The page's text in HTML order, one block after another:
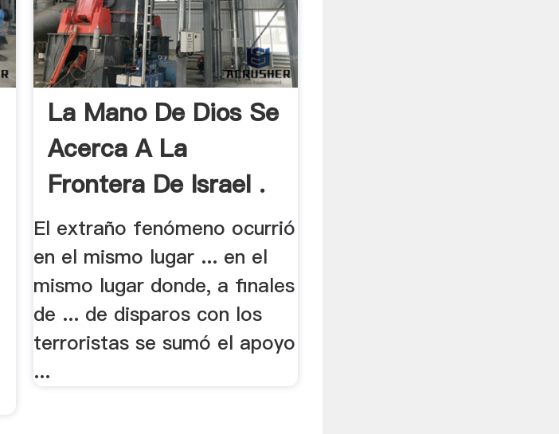
La Mano De Dios Se
Acerca A La
Frontera De Israel .
El extraño fenómeno ocurrió
en el mismo lugar ... en el
mismo lugar donde, a finales
de ... de disparos con los
terroristas se sumó el apoyo
...